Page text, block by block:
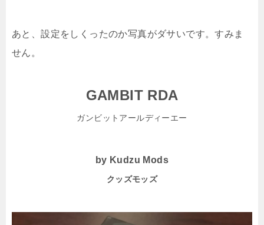
あと、設定をしくったのか写真がダサいです。すみま
せん。
GAMBIT RDA
ガンビットアールディーエー
by Kudzu Mods
クッズモッズ